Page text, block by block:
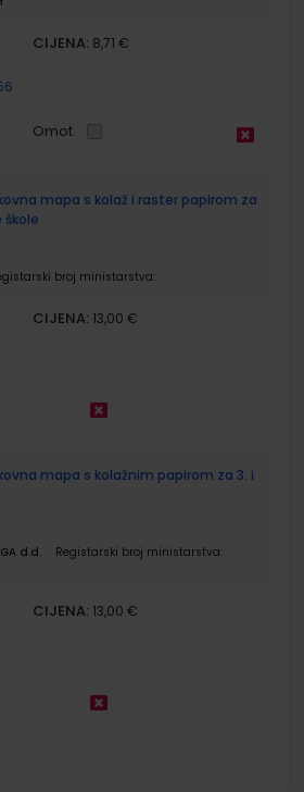
CIJENA: 8,71 €
Omot
mapa s kolaž i raster papirom za
škole
broj ministarstva:
CIJENA: 13,00 €
mapa s kolažnim papirom za 3. i
d.d.
Registarski broj ministarstva:
CIJENA: 13,00 €